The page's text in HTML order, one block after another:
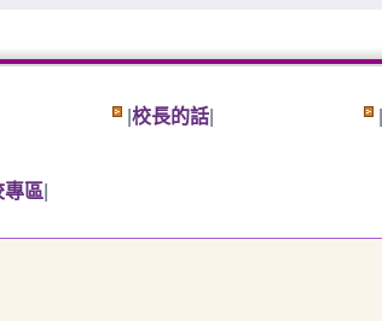
校長的話
專區